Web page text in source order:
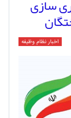
سازی
اخبار نظام وظیفه